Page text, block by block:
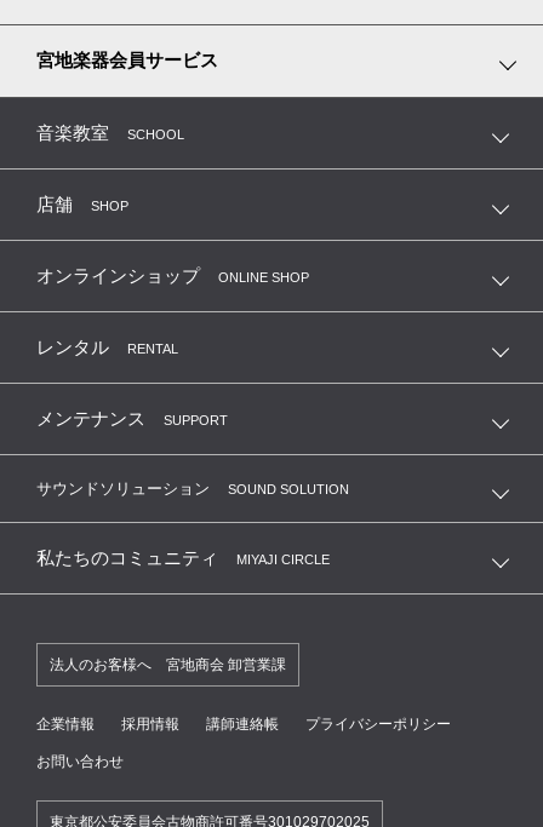
ピアノ調律
弦楽器の修理・調整・毛替
管楽器の修理・リペア
宮地楽器会員サービス
MTC 指導者友の会（鍵盤楽器）
MEP 宮地ユーロピアノクラブ
MSC 弦楽器友の会
国立音楽大学卒業生サポートクラブ
音楽教室 SCHOOL
店舗 SHOP
オンラインショップ ONLINE SHOP
レンタル RENTAL
メンテナンス SUPPORT
サウンドソリューション SOUND SOLUTION
私たちのコミュニティ MIYAJI CIRCLE
法人のお客様へ 宮地商会 卸営業課
企業情報 採用情報 講師連絡帳 プライバシーポリシー
お問い合わせ
東京都公安委員会古物商許可番号301029702025